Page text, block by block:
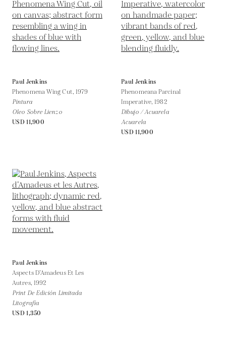
Paul Jenkins
Phenomena Wing Cut, 1979
Pintura
Oleo Sobre Lienzo
USD 11,900
Paul Jenkins
Phenomeana Parcinal
Imperative,1982
Dibujo / Acuarela
Acuarela
USD 11,900
Paul Jenkins
Aspects D’Amadeus Et Les
Autres, 1992
Print De Edición Limitada
Litografía
USD 1,350